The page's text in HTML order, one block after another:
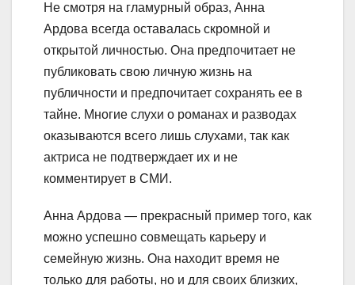
Не смотря на гламурный образ, Анна
Ардова всегда оставалась скромной и
открытой личностью. Она предпочитает не
публиковать свою личную жизнь на
публичности и предпочитает сохранять ее в
тайне. Многие слухи о романах и разводах
оказываются всего лишь слухами, так как
актриса не подтверждает их и не
комментирует в СМИ.
Анна Ардова — прекрасный пример того, как
можно успешно совмещать карьеру и
семейную жизнь. Она находит время не
только для работы, но и для своих близких,